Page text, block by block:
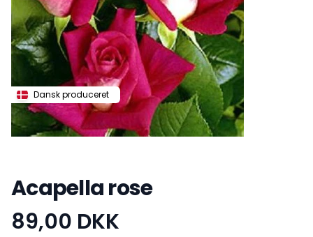
Dansk produceret
Acapella rose
Produktinformation
89,00 DKK